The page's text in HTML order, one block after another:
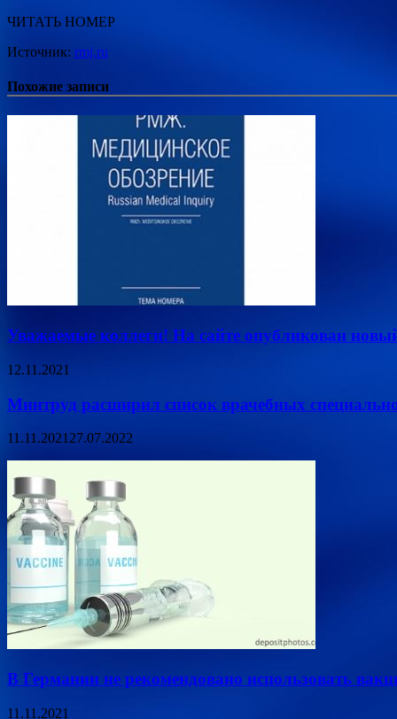
ЧИТАТЬ НОМЕР
Источник: rmj.ru
Похожие записи
Уважаемые коллеги! На сайте опубликован
12.11.2021
Минтруд расширил список врачебных
11.11.2021 27.07.2022
В Германии не рекомендовано использовать
11.11.2021